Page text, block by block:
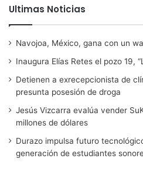
Ultimas Noticias
Navojoa, México, gana con un
Inaugura Elías Retes el pozo 19,
Detienen a exrecepcionista de
presunta posesión de droga
Jesús Vizcarra evalúa vender
millones de dólares
Durazo impulsa futuro
generación de estudiantes